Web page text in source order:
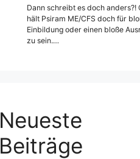
Dann schreibt es doch anders?!
hält Psiram ME/CFS doch für
Einbildung oder einen bloße
zu sein.…
Neueste
Beiträge